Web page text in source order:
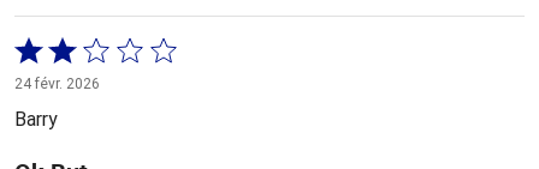
Coté
2 sur
5
24 févr. 2026
Barry